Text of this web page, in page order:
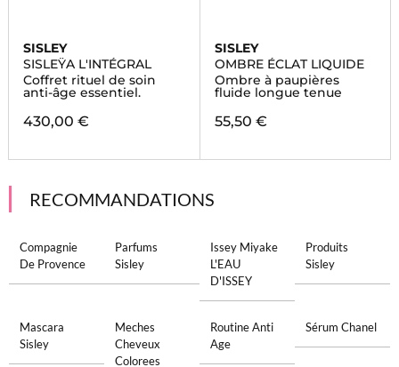
SISLEY
SISLEŸA L'INTÉGRAL
Coffret rituel de soin
anti-âge essentiel.
430,00 €
SISLEY
OMBRE ÉCLAT LIQUIDE
Ombre à paupières
fluide longue tenue
55,50 €
RECOMMANDATIONS
Compagnie
De Provence
Parfums
Sisley
Issey Miyake
L'EAU
D'ISSEY
Produits
Sisley
Mascara
Sisley
Meches
Cheveux
Colorees
Routine Anti
Age
Sérum Chanel